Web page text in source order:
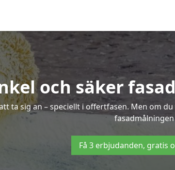
och säker
ta sig an – speciellt i offertfasen. Men om
fasadmålningen
Få 3 erbjudanden, gratis